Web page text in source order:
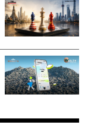
ความเข้าใจถึง
มใกล้ชิดและ
างจากบริษัทอื่นๆ
ละความสำเร็จ
ทุกวันนี้